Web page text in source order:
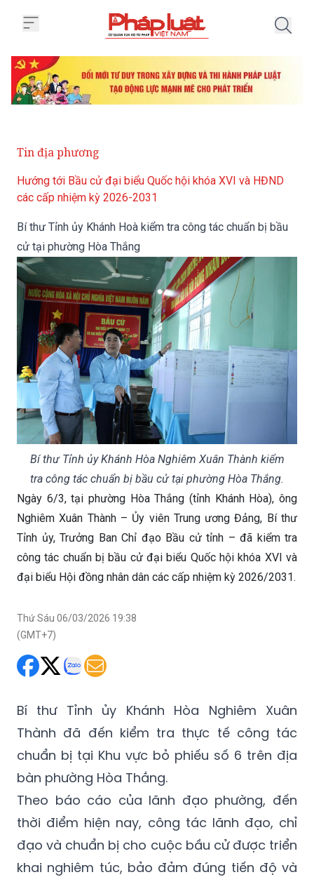
Tin địa phương
Hướng tới Bầu cử đại biểu Quốc hội khóa XVI và HĐND
các cấp nhiệm kỳ 2026-2031
Bí thư Tỉnh ủy Khánh Hoà kiểm tra công tác chuẩn bị bầu
cử tại phường Hòa Thắng
Bí thư Tỉnh ủy Khánh Hòa Nghiêm Xuân Thành kiểm
tra công tác chuẩn bị bầu cử tại phường Hòa Thắng.
Ngày 6/3, tại phường Hòa Thắng (tỉnh Khánh Hòa), ông
Nghiêm Xuân Thành – Ủy viên Trung ương Đảng, Bí thư
Tỉnh ủy, Trưởng Ban Chỉ đạo Bầu cử tỉnh – đã kiểm tra
công tác chuẩn bị bầu cử đại biểu Quốc hội khóa XVI và
đại biểu Hội đồng nhân dân các cấp nhiệm kỳ 2026/2031.
Thứ Sáu 06/03/2026 19:38
(GMT+7)
Bí thư Tỉnh ủy Khánh Hòa Nghiêm Xuân
Thành đã đến kiểm tra thực tế công tác
chuẩn bị tại Khu vực bỏ phiếu số 6 trên địa
bàn phường Hòa Thắng.
Theo báo cáo của lãnh đạo phường, đến
thời điểm hiện nay, công tác lãnh đạo, chỉ
đạo và chuẩn bị cho cuộc bầu cử được triển
khai nghiêm túc, bảo đảm đúng tiến độ và